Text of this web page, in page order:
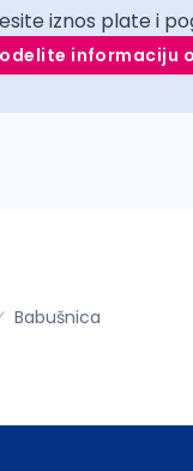
iznos plate i
informaciju
Babušnica